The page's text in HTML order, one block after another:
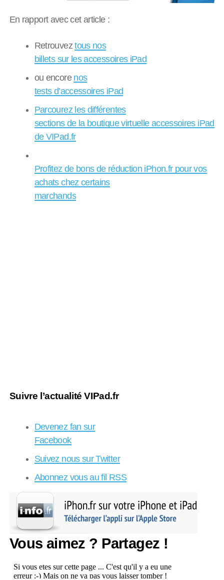
En rapport avec cet article :
Retrouveztous nos
billets sur les accessoires iPad
ou encore nos
tests d’accessoires iPad
Parcourez les différentes
sections de la boutique virtuelle accessoires iPad
de VIPad.fr
Profitez de bons de réduction iPhon.fr pour vos
achats chez certains
marchands
Suivre l’actualité VIPad.fr
Devenez fan sur
Facebook
Suivez nous sur Twitter
Abonnez vous au fil RSS
Vous aimez ? Partagez !